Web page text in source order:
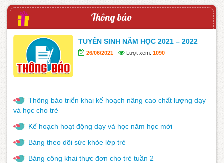
Thông báo
TUYỂN SINH NĂM HỌC 2021 – 2022
26/06/2021 Lượt xem: 1090
Thông báo triển khai kế hoạch nâng cao chất lượng dạy
và học cho trẻ
Kế hoạch hoạt động dạy và học năm học mới
Bảng theo dõi sức khỏe lớp trẻ
Bảng công khai thực đơn cho trẻ tuần 2